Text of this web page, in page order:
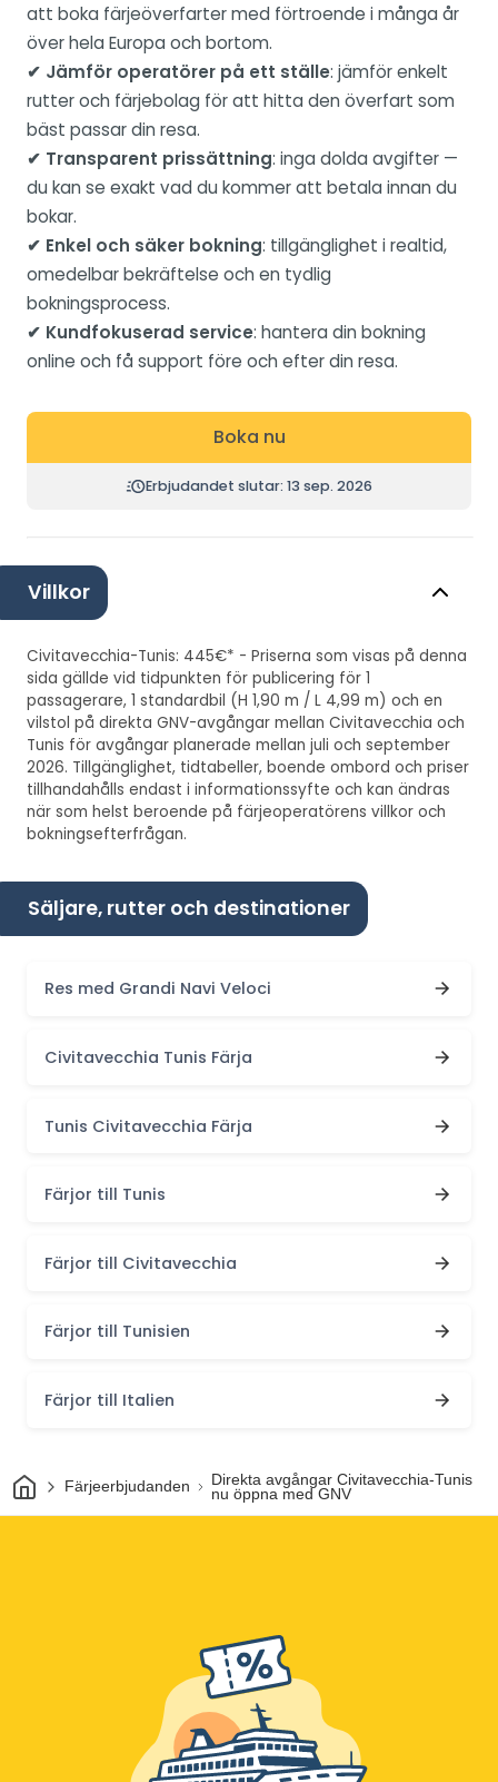
att boka färjeöverfarter med förtroende i många år
över hela Europa och bortom.
✔ Jämför operatörer på ett ställe: jämför enkelt
rutter och färjebolag för att hitta den överfart som
bäst passar din resa.
✔ Transparent prissättning: inga dolda avgifter —
du kan se exakt vad du kommer att betala innan du
bokar.
✔ Enkel och säker bokning: tillgänglighet i realtid,
omedelbar bekräftelse och en tydlig
bokningsprocess.
✔ Kundfokuserad service: hantera din bokning
online och få support före och efter din resa.
Boka nu
Erbjudandet slutar: 13 sep. 2026
Villkor
Civitavecchia-Tunis: 445€* - Priserna som visas på denna
sida gällde vid tidpunkten för publicering för 1
passagerare, 1 standardbil (H 1,90 m / L 4,99 m) och en
vilstol på direkta GNV-avgångar mellan Civitavecchia och
Tunis för avgångar planerade mellan juli och september
2026. Tillgänglighet, tidtabeller, boende ombord och priser
tillhandahålls endast i informationssyfte och kan ändras
när som helst beroende på färjeoperatörens villkor och
bokningsefterfrågan.
Säljare, rutter och destinationer
Res med Grandi Navi Veloci
Civitavecchia Tunis Färja
Tunis Civitavecchia Färja
Färjor till Tunis
Färjor till Civitavecchia
Färjor till Tunisien
Färjor till Italien
HemFärjeerbjudanden
Direkta avgångar Civitavecchia-Tunis
nu öppna med GNV